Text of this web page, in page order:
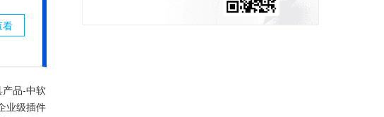
看
品-中软
业级插件